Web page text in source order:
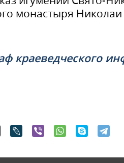
монастыря
краеведческого